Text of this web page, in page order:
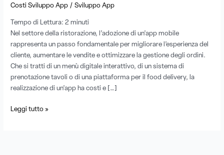
Costi Sviluppo App /Sviluppo App
Tempo di Lettura:2 minuti
Nel settore della ristorazione, l’adozione di un’app mobile
rappresenta un passo fondamentale per migliorare l’esperienza del
cliente, aumentare le vendite e ottimizzare la gestione degli ordini.
Che si tratti di un menù digitale interattivo, di un sistema di
prenotazione tavoli o di una piattaforma per il food delivery, la
realizzazione di un’app ha costi e […]
Leggi tutto »